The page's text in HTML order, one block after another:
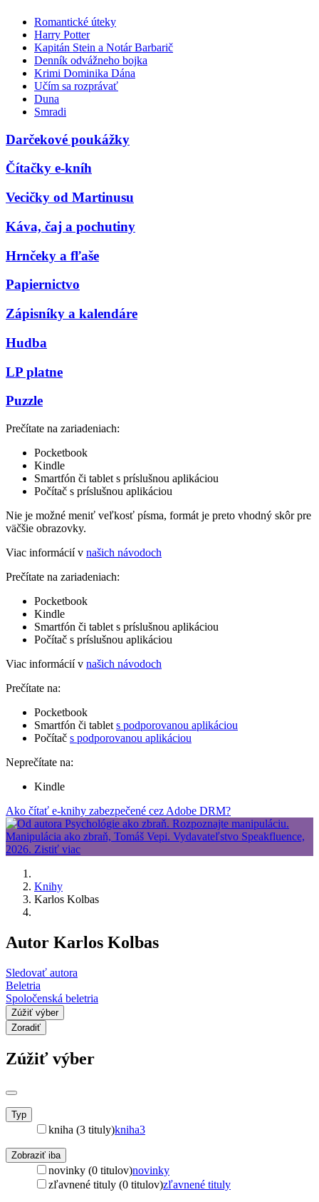
Romantické úteky
Harry Potter
Kapitán Stein a Notár Barbarič
Denník odvážneho bojka
Krimi Dominika Dána
Učím sa rozprávať
Duna
Smradi
Darčekové poukážky
Čítačky e-kníh
Vecičky od Martinusu
Káva, čaj a pochutiny
Hrnčeky a fľaše
Papiernictvo
Zápisníky a kalendáre
Hudba
LP platne
Puzzle
Prečítate na zariadeniach:
Pocketbook
Kindle
Smartfón či tablet s príslušnou aplikáciou
Počítač s príslušnou aplikáciou
Nie je možné meniť veľkosť písma, formát je preto vhodný skôr pre
väčšie obrazovky.
Viac informácií v našich návodoch
Prečítate na zariadeniach:
Pocketbook
Kindle
Smartfón či tablet s príslušnou aplikáciou
Počítač s príslušnou aplikáciou
Viac informácií v našich návodoch
Prečítate na:
Pocketbook
Smartfón či tablet s podporovanou aplikáciou
Počítač s podporovanou aplikáciou
Neprečítate na:
Kindle
Ako čítať e-knihy zabezpečené cez Adobe DRM?
Knihy
Karlos Kolbas
Autor Karlos Kolbas
Sledovať autora
Beletria
Spoločenská beletria
Zúžiť výber
Zoradiť
Zúžiť výber
Typ
kniha (3 tituly)kniha3
Zobraziť iba
novinky (0 titulov)novinky
zľavnené tituly (0 titulov)zľavnené tituly